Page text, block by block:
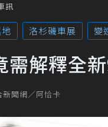
訊
洛杉磯車展 變
需解釋全
新聞網／阿恰卡